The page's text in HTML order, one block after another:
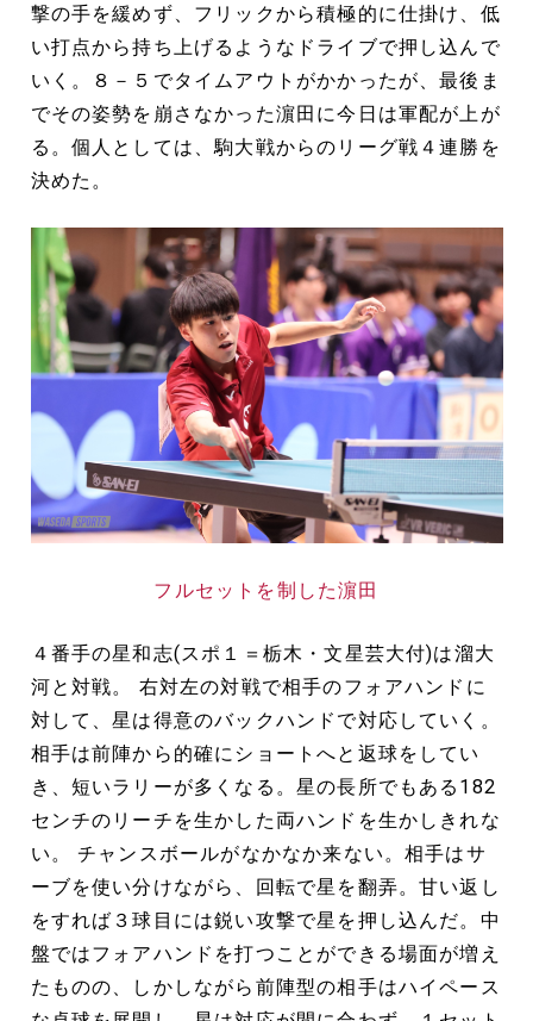
撃の手を緩めず、フリックから積極的に仕掛け、低
い打点から持ち上げるようなドライブで押し込んで
いく。８－５でタイムアウトがかかったが、最後ま
でその姿勢を崩さなかった濵田に今日は軍配が上が
る。個人としては、駒大戦からのリーグ戦４連勝を
決めた。
フルセットを制した濵田
４番手の星和志(スポ１＝栃木・文星芸大付)は溜大
河と対戦。 右対左の対戦で相手のフォアハンドに
対して、星は得意のバックハンドで対応していく。
相手は前陣から的確にショートへと返球をしてい
き、短いラリーが多くなる。星の長所でもある182
センチのリーチを生かした両ハンドを生かしきれな
い。 チャンスボールがなかなか来ない。相手はサ
ーブを使い分けながら、回転で星を翻弄。甘い返し
をすれば３球目には鋭い攻撃で星を押し込んだ。中
盤ではフォアハンドを打つことができる場面が増え
たものの、しかしながら前陣型の相手はハイペース